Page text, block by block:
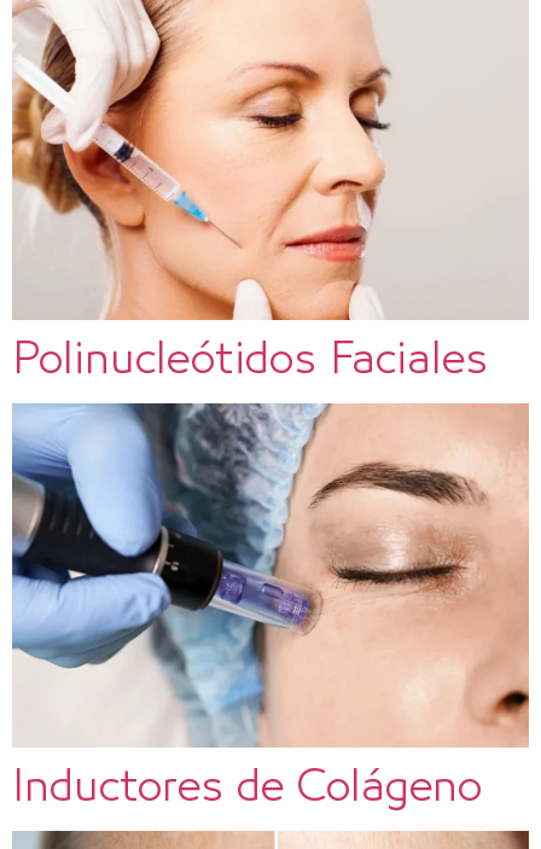
Polinucleótidos Faciales
Inductores de Colágeno